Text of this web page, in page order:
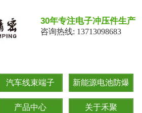
30年专注电子冲压件生产
咨询热线: 13713098683
汽车线束端子 新能源电池防爆
片
产品中心 关于禾聚